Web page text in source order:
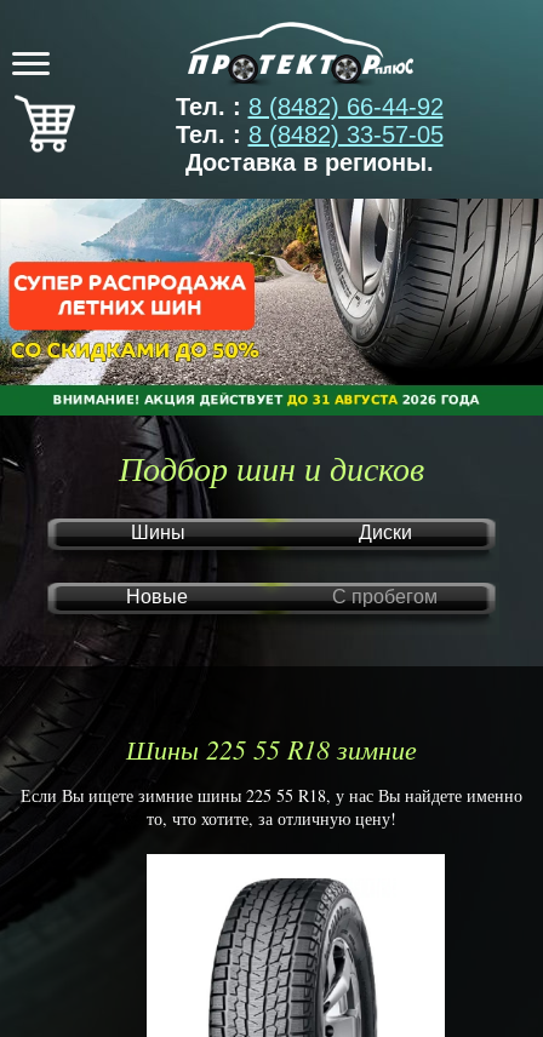
Тел. : 8 (8482) 66-44-92
Тел. : 8 (8482) 33-57-05
Доставка в регионы.
Подбор шин и дисков
Шины Диски
Новые С пробегом
Шины 225 55 R18 зимние
Если Вы ищете зимние шины 225 55 R18, у нас Вы найдете именно
то, что хотите, за отличную цену!